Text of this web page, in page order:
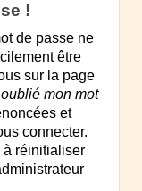
!
de passe ne
être
sur la page
oublié mon mot
et
connecter.
à réinitialiser